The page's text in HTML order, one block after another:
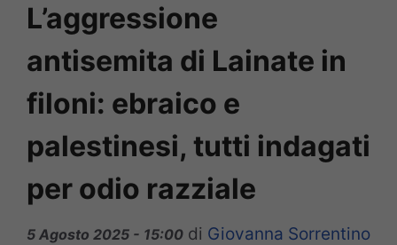
L’aggressione
antisemita di Lainate in
filoni: ebraico e
palestinesi, tutti indagati
per odio razziale
5 Agosto 2025 - 15:00 di Giovanna Sorrentino